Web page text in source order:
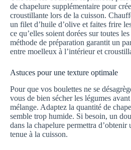
de chapelure supplémentaire pour
croustillante lors de la cuisson.
un filet d’huile d’olive et faites frire
ce qu’elles soient dorées sur toutes
méthode de préparation garantit un
entre moelleux à l’intérieur et
Astuces pour une texture optimale
Pour que vos boulettes ne se
vous de bien sécher les légumes
mélange. Adaptez la quantité de
semble trop humide. Si besoin, un
dans la chapelure permettra d’obtenir
tenue à la cuisson.